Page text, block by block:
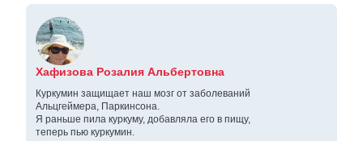
Хафизова Розалия Альбертовна
Куркумин защищает наш мозг от заболеваний
Альцгеймера, Паркинсона.
Я раньше пила куркуму, добавляла его в пищу,
теперь пью куркумин.